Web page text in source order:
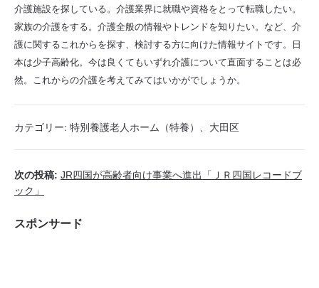
介護施設を探している。介護業界に就職や資格をとって転職したい。
家族の介護をする。介護全般の情報やトレンドを知りたい。など、介
護に関するこれからを探す、検討する方に向けた情報サイトです。日
本は少子高齢化。今は良くてもいずれ介護について直面することは必
然。これからの介護を考えてみてはいかがでしょうか。
カテゴリー: 特別養護老人ホーム（特養） 、 大田区
次の投稿: JR四国が高齢者向け事業へ進出「ＪＲ四国レコードブ
ック」
スポンサード